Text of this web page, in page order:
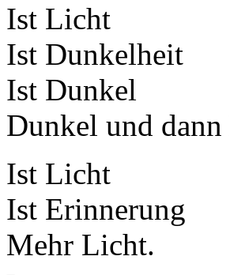
Ist Licht
Ist Dunkelheit
Ist Dunkel
Dunkel und
Ist Licht
Ist Erinnerung
Mehr Licht.